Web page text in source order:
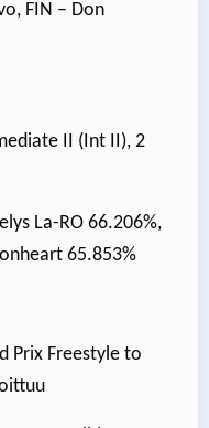
FIN – Don
II (Int II), 2
La-RO 66.206%,
65.853%
Prix Freestyle to